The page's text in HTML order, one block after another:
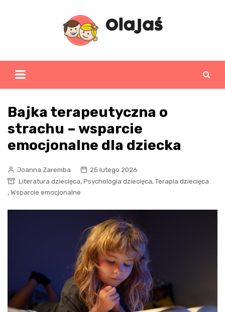
Bajka terapeutyczna o
strachu – wsparcie
emocjonalne dla dziecka
Joanna Zaremba
25 lutego 2026
Literatura dziecięca, Psychologia dziecięca, Terapia dziecięca
, Wsparcie emocjonalne